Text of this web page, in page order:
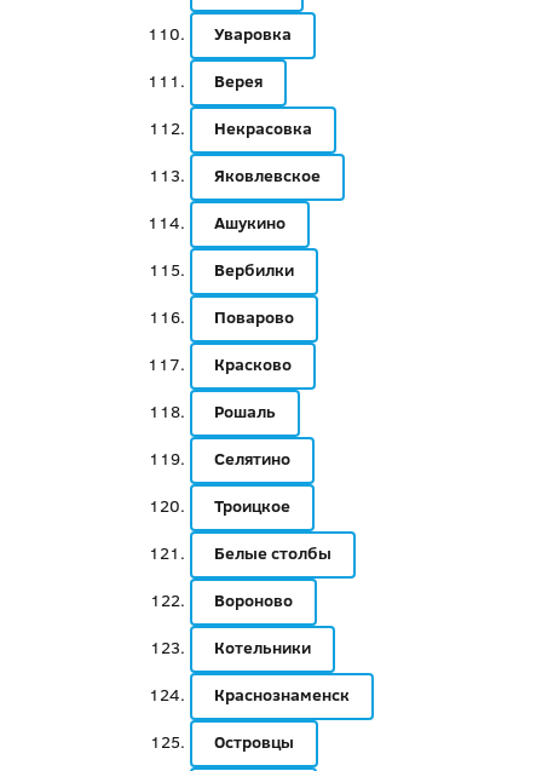
Уваровка
Верея
Некрасовка
Яковлевское
Ашукино
Вербилки
Поварово
Красково
Рошаль
Селятино
Троицкое
Белые столбы
Вороново
Котельники
Краснознаменск
Островцы